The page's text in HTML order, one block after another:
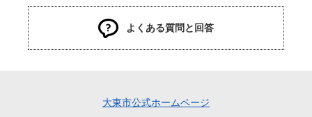
よくある質問と回答
大東市公式ホームページ